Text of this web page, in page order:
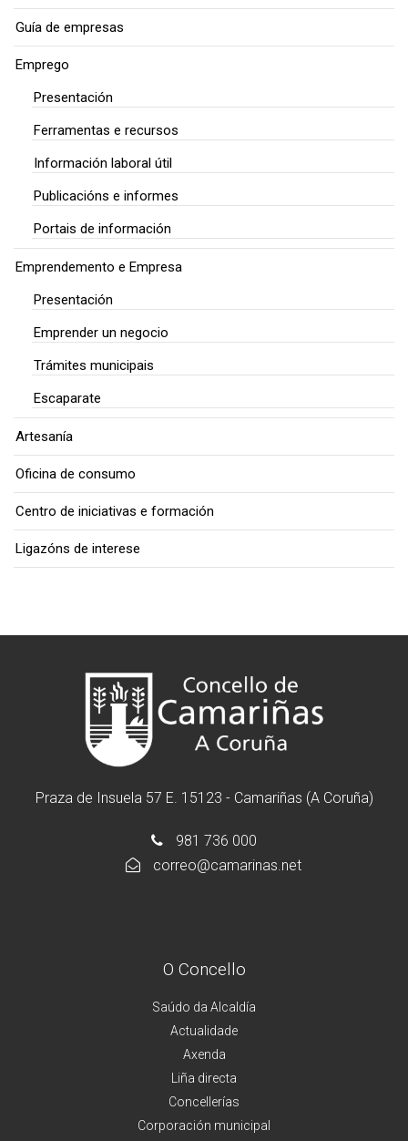
Guía de empresas
Emprego
Presentación
Ferramentas e recursos
Información laboral útil
Publicacións e informes
Portais de información
Emprendemento e Empresa
Presentación
Emprender un negocio
Trámites municipais
Escaparate
Artesanía
Oficina de consumo
Centro de iniciativas e formación
Ligazóns de interese
Praza de Insuela 57 E. 15123 - Camariñas (A Coruña)
981 736 000
correo@camarinas.net
O Concello
Saúdo da Alcaldía
Actualidade
Axenda
Liña directa
Concellerías
Corporación municipal